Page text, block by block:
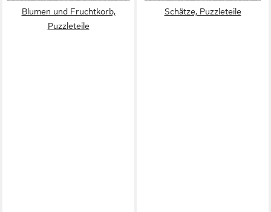
Blumen und Fruchtkorb,
Puzzleteile
Schätze, Puzzleteile